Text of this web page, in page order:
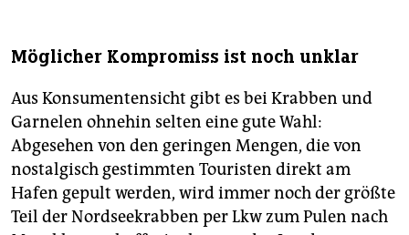
Möglicher Kompromiss ist noch unklar
Aus Konsumentensicht gibt es bei Krabben und
Garnelen ohnehin selten eine gute Wahl:
Abgesehen von den geringen Mengen, die von
nostalgisch gestimmten Touristen direkt am
Hafen gepult werden, wird immer noch der größte
Teil der Nordseekrabben per Lkw zum Pulen nach